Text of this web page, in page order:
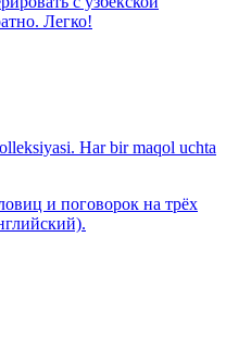
Легко!
Har bir maqol uchta
и поговорок на трёх